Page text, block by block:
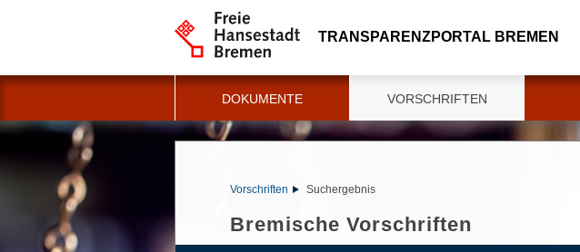
TRANSPARENZPORTAL BREMEN
DOKUMENTE VORSCHRIFTEN
Vorschriften Suchergebnis
Bremische Vorschriften